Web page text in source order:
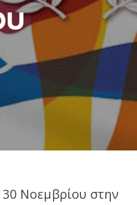
Νοεμβρίου στην